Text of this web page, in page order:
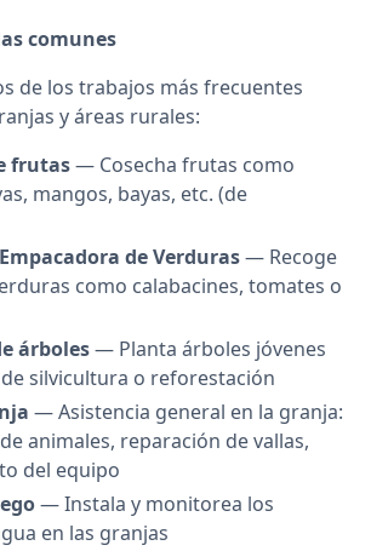
comunes
de los trabajos más frecuentes
y áreas rurales:
frutas— Cosecha frutas como
mangos, bayas, etc. (de
de Verduras— Recoge
como calabacines, tomates o
árboles— Planta árboles jóvenes
silvicultura o reforestación
— Asistencia general en la granja:
animales, reparación de vallas,
del equipo
— Instala y monitorea los
en las granjas